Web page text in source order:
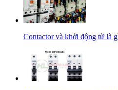
Contactor và khởi động từ là